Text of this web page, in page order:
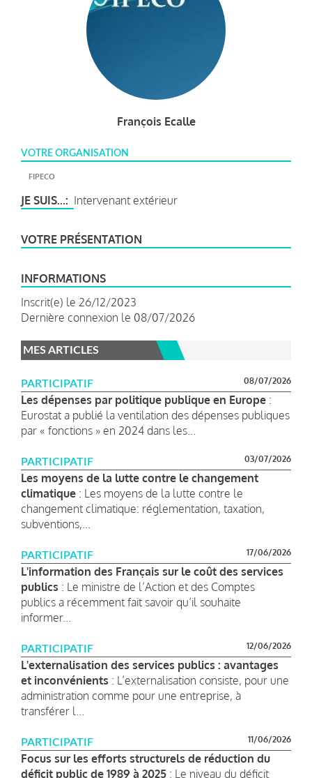
François Ecalle
VOTRE ORGANISATION
FIPECO
JE SUIS... Intervenant extérieur
VOTRE PRÉSENTATION
INFORMATIONS
Inscrit(e) le 26/12/2023
Dernière connexion le 08/07/2026
MES ARTICLES
PARTICIPATIF 08/07/2026
Les dépenses par politique publique en Europe :
Eurostat a publié la ventilation des dépenses publiques
par « fonctions » en 2024 dans les...
PARTICIPATIF 03/07/2026
Les moyens de la lutte contre le changement
climatique : Les moyens de la lutte contre le
changement climatique: réglementation, taxation,
subventions,...
PARTICIPATIF 17/06/2026
L'information des Français sur le coût des services
publics : Le ministre de l’Action et des Comptes
publics a récemment fait savoir qu’il souhaite
informer...
PARTICIPATIF 12/06/2026
L'externalisation des services publics : avantages
et inconvénients : L’externalisation consiste, pour une
administration comme pour une entreprise, à
transférer l...
PARTICIPATIF 11/06/2026
Focus sur les efforts structurels de réduction du
déficit public de 1989 à 2025 : Le niveau du déficit